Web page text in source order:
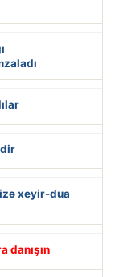
xeyir-dua
danışın